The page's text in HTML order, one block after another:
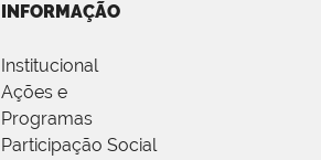
INFORMAÇÃO
Institucional
Ações e
Programas
Participação Social